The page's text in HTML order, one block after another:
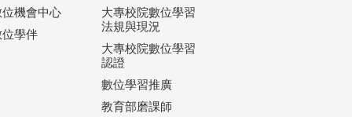
位機會中心
位學伴
大專校院數位學習
法規與現況
大專校院數位學習
認證
數位學習推廣
教育部磨課師